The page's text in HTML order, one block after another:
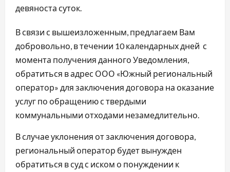
девяноста суток.
В связи с вышеизложенным, предлагаем Вам
добровольно, в течении 10 календарных дней с
момента получения данного Уведомления,
обратиться в адрес ООО «Южный региональный
оператор» для заключения договора на оказание
услуг по обращению с твердыми
коммунальными отходами незамедлительно.
В случае уклонения от заключения договора,
региональный оператор будет вынужден
обратиться в суд с иском о понуждении к